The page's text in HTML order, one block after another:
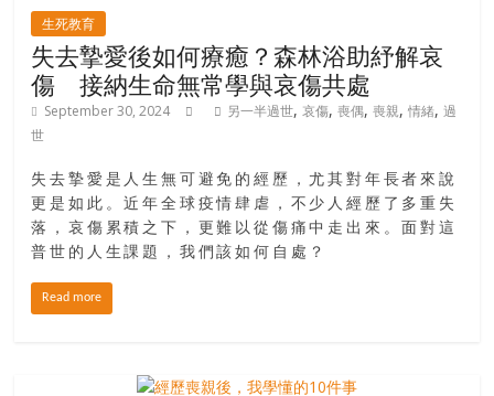
生死教育
失去摯愛後如何療癒？森林浴助紓解哀
傷 接納生命無常學與哀傷共處
September 30, 2024 另一半過世,哀傷,喪偶,喪親,情緒, 過
世
失去摯愛是人生無可避免的經歷，尤其對年長者來說
更是如此。近年全球疫情肆虐，不少人經歷了多重失
落，哀傷累積之下，更難以從傷痛中走出來。面對這
普世的人生課題，我們該如何自處？
Read more